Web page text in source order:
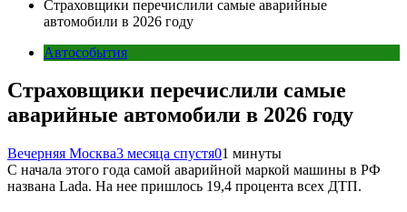
Страховщики перечислили самые аварийные
автомобили в 2026 году
Автособытия
Страховщики перечислили самые
аварийные автомобили в 2026 году
Вечерняя Москва3 месяца спустя01 минуты
С начала этого года самой аварийной маркой машины в РФ
названа Lada. На нее пришлось 19,4 процента всех ДТП.